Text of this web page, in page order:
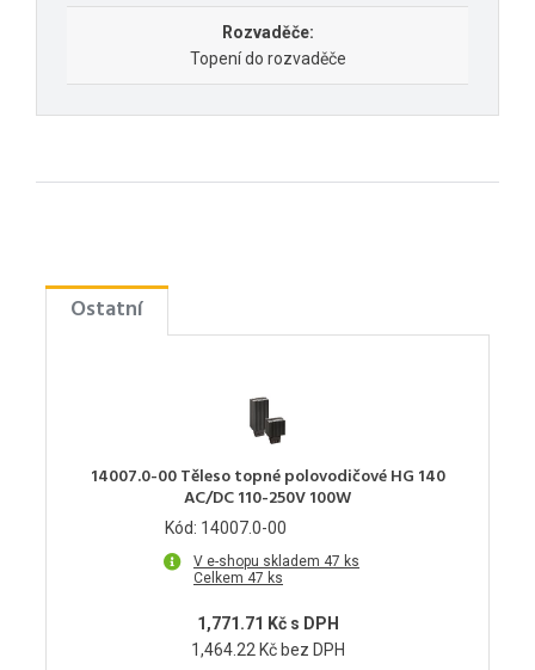
Rozvaděče:
Topení do rozvaděče
Ostatní
14007.0-00 Těleso topné polovodičové HG 140
AC/DC 110-250V 100W
Kód: 14007.0-00
V e-shopu skladem 47 ks
Celkem 47 ks
1,771.71 Kč s DPH
1,464.22 Kč bez DPH